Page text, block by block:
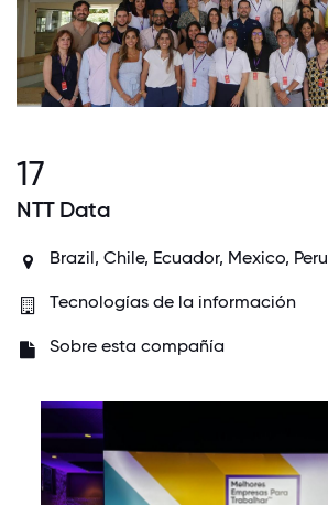
17
NTT Data
Brazil, Chile, Ecuador, Mexico, Peru
Tecnologías de la información
Sobre esta compañía